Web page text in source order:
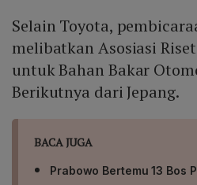
Selain Toyota,
melibatkan Asosiasi
untuk Bahan Bakar
Berikutnya dari Jepang.
BACA JUGA
Prabowo Bertemu 13 Bos